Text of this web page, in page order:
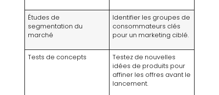
Études de
segmentation du
marché
Identifier les groupes de
consommateurs clés
pour un marketing ciblé.
Tests de concepts
Testez de nouvelles
idées de produits pour
affiner les offres avant le
lancement.